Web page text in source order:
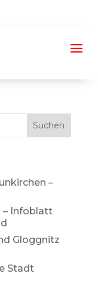
Suchen
–
– Infoblatt
Gloggnitz
Stadt